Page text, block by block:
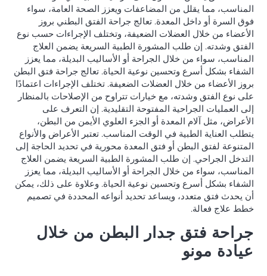
المناسب، مما يقلل من المضاعفات ويعزز الصحة العامة، سواء
فوق السرة أو داخل المعدة. تعالج جراحة الفتق البطني بروز
الأعضاء من خلال العضلات الضعيفة، وتختلف الإجراءات حسب نوع
الفتق وشدته. إن طلب المشورة الطبية السريعة يضمن العلاج
المناسب، سواء من خلال الجراحة أو الأساليب البديلة، مما يعزز
الشفاء بشكل أسرع وتحسين نوعية الحياة. تعالج جراحة فتق البطن
بروز الأعضاء من خلال العضلات الضعيفة. تختلف الإجراءات اعتمادًا
على نوع الفتق وشدته، مع خيارات تتراوح من الإصلاحات بالمنظار
إلى العمليات الجراحية المفتوحة التقليدية. إن التعرف على
الأعراض، مثل آلام المعدة أو الجزء العلوي الأيمن من البطن،
يتطلب العناية الطبية في الوقت المناسب. تعتبر الأعراض والأنواع
المتنوعة لفتق البطن أو فتق المعدة محورية في تحديد الحاجة إلى
التدخل الجراحي. إن طلب المشورة الطبية السريعة يضمن العلاج
المناسب، سواء من خلال الجراحة أو الأساليب البديلة، مما يعزز
الشفاء بشكل أسرع وتحسين نوعية الحياة. وعلاوة على ذلك، يمكن
أن يحدث فتق متعدد، ويساعد تحديد أنواعه المحددة في تصميم
خطط علاج فعالة.
جراحة فتق جدار البطن من خلال
عيادة مونو